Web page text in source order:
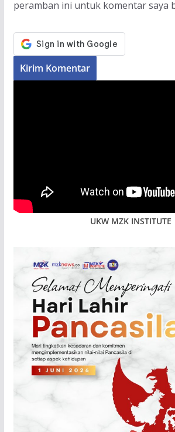
peramban ini untuk komentar saya
UKW MZK INSTITUTE